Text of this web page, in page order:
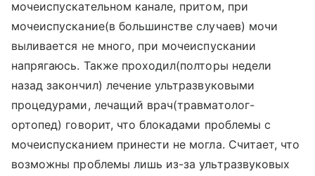
мочеиспускательном канале, притом, при
мочеиспускание(в большинстве случаев) мочи
выливается не много, при мочеиспускании
напрягаюсь. Также проходил(полторы недели
назад закончил) лечение ультразвуковыми
процедурами, лечащий врач(травматолог-
ортопед) говорит, что блокадами проблемы с
мочеиспусканием принести не могла. Считает, что
возможны проблемы лишь из-за ультразвуковых